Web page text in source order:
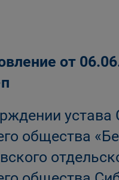
от
устава
общества